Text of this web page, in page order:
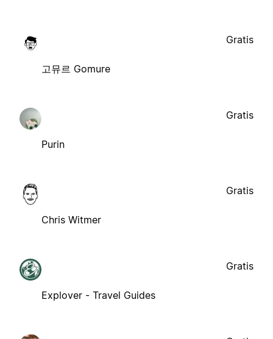
고뮤르 Gomure
Gratis
Purin
Gratis
Chris Witmer
Gratis
Explover - Travel Guides
Gratis